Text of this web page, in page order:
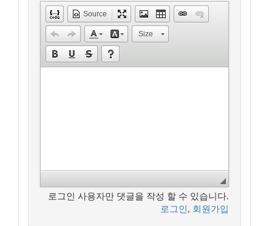
Source
Size
로그인 사용자만 댓글을 작성 할 수 있습니다.
로그인 , 회원가입